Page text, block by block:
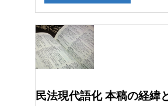
民法現代語化 本稿の経緯